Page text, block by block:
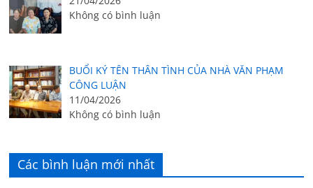
Không có bình luận
BUỔI KÝ TÊN THÂN TÌNH CỦA NHÀ VĂN PHẠM
CÔNG LUẬN
11/04/2026
Không có bình luận
Các bình luận mới nhất